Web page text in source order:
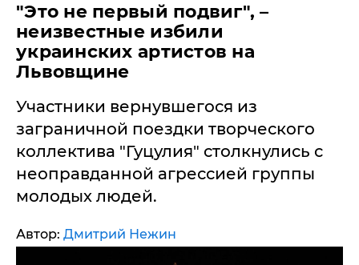
"Это не первый подвиг", –
неизвестные избили
украинских артистов на
Львовщине
Участники вернувшегося из
заграничной поездки творческого
коллектива "Гуцулия" столкнулись с
неоправданной агрессией группы
молодых людей.
Автор: Дмитрий Нежин